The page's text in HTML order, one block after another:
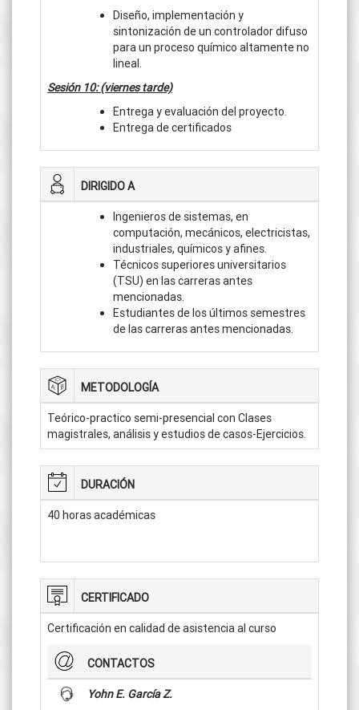
Diseño, implementación y
sintonización de un controlador difuso
para un proceso químico altamente no
lineal.
Sesión 10: (viernes tarde)
Entrega y evaluación del proyecto.
Entrega de certificados
DIRIGIDO A
Ingenieros de sistemas, en
computación, mecánicos, electricistas,
industriales, químicos y afines.
Técnicos superiores universitarios
(TSU) en las carreras antes
mencionadas.
Estudiantes de los últimos semestres
de las carreras antes mencionadas.
METODOLOGÍA
Teórico-practico semi-presencial con Clases
magistrales, análisis y estudios de casos-Ejercicios.
DURACIÓN
40 horas académicas
CERTIFICADO
Certificación en calidad de asistencia al curso
CONTACTOS
Yohn E. García Z.